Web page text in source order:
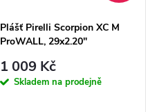
Plášť Pirelli Scorpion XC M
ProWALL, 29x2.20"
1 009 Kč
Skladem na prodejně